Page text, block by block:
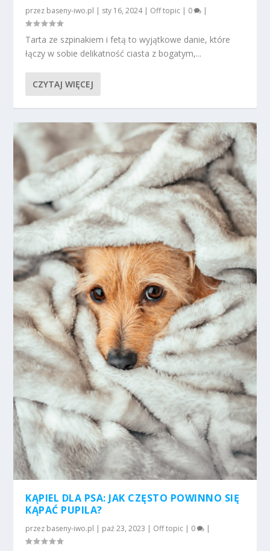
przez baseny-iwo.pl | sty 16, 2024| Off topic | 0 |
Tarta ze szpinakiem i fetą to wyjątkowe danie, które
łączy w sobie delikatność ciasta z bogatym,...
CZYTAJ WIĘCEJ
KĄPIEL DLA PSA: JAK CZĘSTO POWINNO SIĘ
KĄPAĆ PUPILA?
przez baseny-iwo.pl | paź 23, 2023 | Off topic | 0 |